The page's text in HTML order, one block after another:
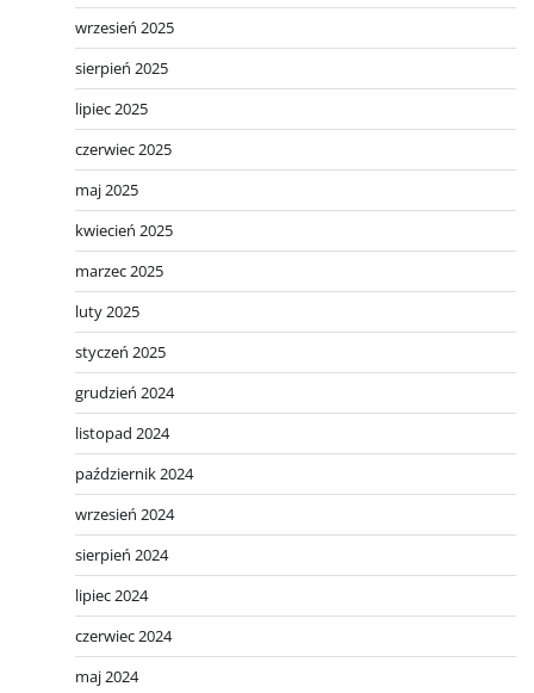
wrzesień 2025
sierpień 2025
lipiec 2025
czerwiec 2025
maj 2025
kwiecień 2025
marzec 2025
luty 2025
styczeń 2025
grudzień 2024
listopad 2024
październik 2024
wrzesień 2024
sierpień 2024
lipiec 2024
czerwiec 2024
maj 2024